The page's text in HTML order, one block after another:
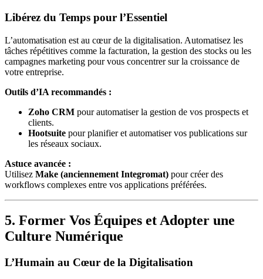
Libérez du Temps pour l’Essentiel
L’automatisation est au cœur de la digitalisation. Automatisez les
tâches répétitives comme la facturation, la gestion des stocks ou les
campagnes marketing pour vous concentrer sur la croissance de
votre entreprise.
Outils d’IA recommandés :
Zoho CRM pour automatiser la gestion de vos prospects et
clients.
Hootsuite pour planifier et automatiser vos publications sur
les réseaux sociaux.
Astuce avancée :
Utilisez Make (anciennement Integromat) pour créer des
workflows complexes entre vos applications préférées.
5. Former Vos Équipes et Adopter une
Culture Numérique
L’Humain au Cœur de la Digitalisation